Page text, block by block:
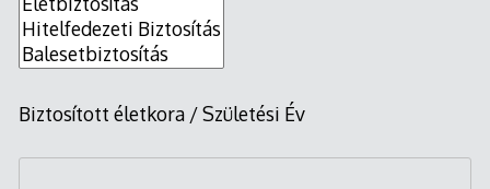
Biztosított életkora / Születési Év